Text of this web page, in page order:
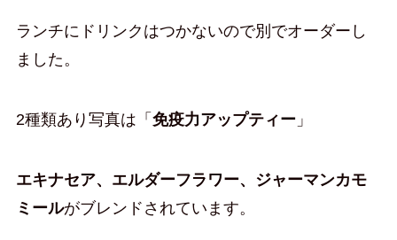
ランチにドリンクはつかないので別でオーダーし
ました。
2種類あり写真は「 免疫力アップティー」
エキナセア、エルダーフラワー、ジャーマンカモ
ミールがブレンドされています。